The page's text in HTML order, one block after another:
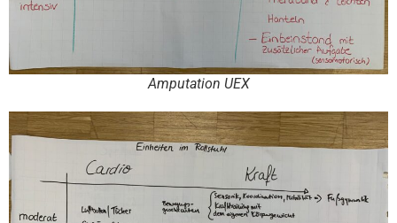
Amputation UEX